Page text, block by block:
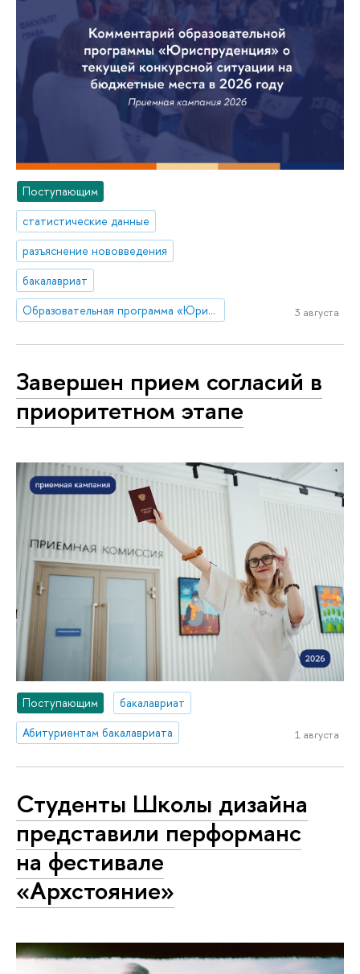
Поступающим
статистические данные
разъяснение нововведения
бакалавриат
Образовательная программа «Юриспруденция»
3 августа
Завершен прием согласий в
приоритетном этапе
Поступающим
бакалавриат
Абитуриентам бакалавриата
1 августа
Студенты Школы дизайна
представили перформанс
на фестивале
«Архстояние»